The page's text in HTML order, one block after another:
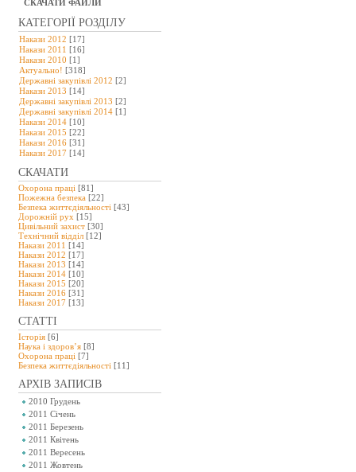
СКАЧАТИ ФАЙЛИ
КАТЕГОРІЇ РОЗДІЛУ
Накази 2012 [17]
Накази 2011 [16]
Накази 2010 [1]
Актуально! [318]
Державні закупівлі 2012 [2]
Накази 2013 [14]
Державні закупівлі 2013 [2]
Державні закупівлі 2014 [1]
Накази 2014 [10]
Накази 2015 [22]
Накази 2016 [31]
Накази 2017 [14]
СКАЧАТИ
Охорона праці [81]
Пожежна безпека [22]
Безпека життєдіяльності [43]
Дорожній рух [15]
Цивільний захист [30]
Технічний відділ [12]
Накази 2011 [14]
Накази 2012 [17]
Накази 2013 [14]
Накази 2014 [10]
Накази 2015 [20]
Накази 2016 [31]
Накази 2017 [13]
СТАТТІ
Історія [6]
Наука і здоров’я [8]
Охорона праці [7]
Безпeка життєдіяльності [11]
АРХІВ ЗАПИСІВ
2010 Грудень
2011 Січень
2011 Березень
2011 Квітень
2011 Вересень
2011 Жовтень